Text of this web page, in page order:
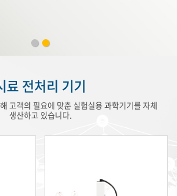
료 전처리 기기
고객의 필요에 맞춘 실험실용 과학기기를 자체
생산하고 있습니다.